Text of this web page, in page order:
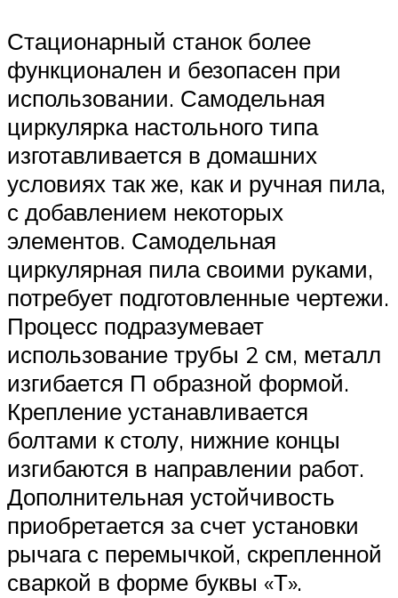
Стационарный станок более
функционален и безопасен при
использовании. Самодельная
циркулярка настольного типа
изготавливается в домашних
условиях так же, как и ручная пила,
с добавлением некоторых
элементов. Самодельная
циркулярная пила своими руками,
потребует подготовленные чертежи.
Процесс подразумевает
использование трубы 2 см, металл
изгибается П образной формой.
Крепление устанавливается
болтами к столу, нижние концы
изгибаются в направлении работ.
Дополнительная устойчивость
приобретается за счет установки
рычага с перемычкой, скрепленной
сваркой в форме буквы «Т».